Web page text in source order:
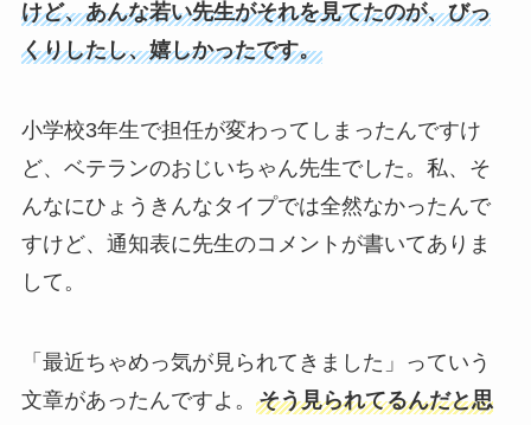
けど、あんな若い先生がそれを見てたのが、びっ
くりしたし、嬉しかったです。
小学校3年生で担任が変わってしまったんですけ
ど、ベテランのおじいちゃん先生でした。私、そ
んなにひょうきんなタイプでは全然なかったんで
すけど、通知表に先生のコメントが書いてありま
して。
「最近ちゃめっ気が見られてきました」っていう
文章があったんですよ。 そう見られてるんだと思